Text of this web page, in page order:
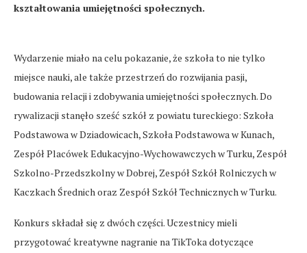
kształtowania umiejętności społecznych.
Wydarzenie miało na celu pokazanie, że szkoła to nie tylko
miejsce nauki, ale także przestrzeń do rozwijania pasji,
budowania relacji i zdobywania umiejętności społecznych. Do
rywalizacji stanęło sześć szkół z powiatu tureckiego: Szkoła
Podstawowa w Dziadowicach, Szkoła Podstawowa w Kunach,
Zespół Placówek Edukacyjno-Wychowawczych w Turku, Zespół
Szkolno-Przedszkolny w Dobrej, Zespół Szkół Rolniczych w
Kaczkach Średnich oraz Zespół Szkół Technicznych w Turku.
Konkurs składał się z dwóch części. Uczestnicy mieli
przygotować kreatywne nagranie na TikToka dotyczące